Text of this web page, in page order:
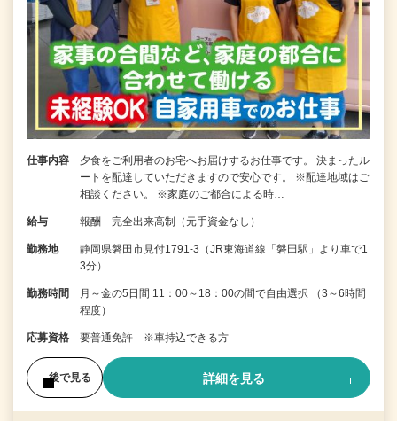
仕事内容
夕食をご利用者のお宅へお届けするお仕事です。 決まったル
ートを配達していただきますので安心です。 ※配達地域はご
相談ください。 ※家庭のご都合による時…
給与 報酬 完全出来高制（元手資金なし）
勤務地
静岡県磐田市見付1791-3（JR東海道線「磐田駅」より車で1
3分）
勤務時間
月～金の5日間 11：00～18：00の間で自由選択 （3～6時間
程度）
応募資格 要普通免許 ※車持込できる方
後で見る 詳細を見る